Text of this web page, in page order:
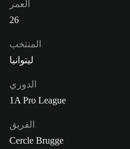
العمر
26
المنتخب
ليتوانيا
الدوري
1A Pro League
الفريق
Cercle Brugge